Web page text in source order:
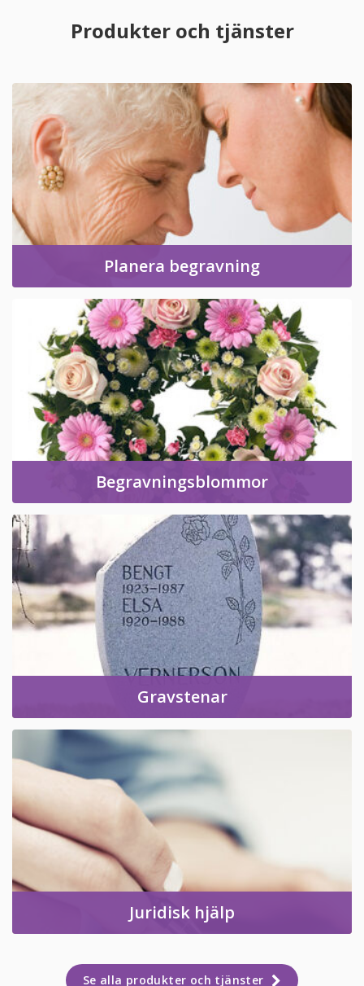
Produkter och tjänster
Planera begravning
Begravningsblommor
Gravstenar
Juridisk hjälp
Se alla produkter och tjänster